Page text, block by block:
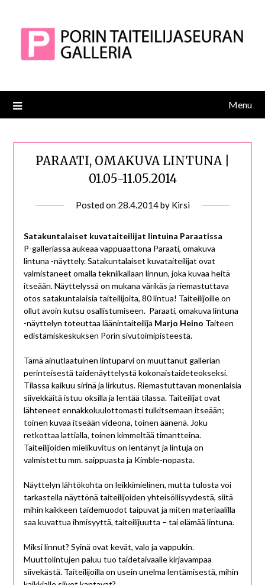
Menu
PARAATI, OMAKUVA LINTUNA |
01.05-11.05.2014
Posted on 28.4.2014by Kirsi
Satakuntalaiset kuvataiteilijat lintuina Paraatissa
P-galleriassa aukeaa vappuaattona Paraati, omakuva
lintuna -näyttely. Satakuntalaiset kuvataiteilijat ovat
valmistaneet omalla tekniikallaan linnun, joka kuvaa heitä
itseään. Näyttelyssä on mukana värikäs ja riemastuttava
otos satakuntalaisia taiteilijoita, 80 lintua! Taiteilijoille on
ollut avoin kutsu osallistumiseen. Paraati, omakuva lintuna
-näyttelyn toteuttaa läänintaiteilija Marjo Heino Taiteen
edistämiskeskuksen Porin sivutoimipisteestä.
Tämä ainutlaatuinen lintuparvi on muuttanut gallerian
perinteisestä taidenäyttelystä kokonaistaideteokseksi.
Tilassa kaikuu sirinä ja lirkutus. Riemastuttavan monenlaisia
siivekkäitä istuu oksilla ja lentää tilassa. Taiteilijat ovat
lähteneet ennakkoluulottomasti tulkitsemaan itseään;
toinen kuvaa itseään videona, toinen äänenä. Joku
retkottaa lattialla, toinen kimmeltää timantteina.
Taiteilijoiden mielikuvitus on lentänyt ja lintuja on
valmistettu mm. saippuasta ja Kimble-nopasta.
Näyttelyn lähtökohta on leikkimielinen, mutta tulosta voi
tarkastella näyttönä taiteilijoiden yhteisöllisyydestä, siitä
mihin kaikkeen taidemuodot taipuvat ja miten materiaalilla
saa kuvattua ihmisyyttä, taiteilijuutta – tai elämää lintuna.
Miksi linnut? Syinä ovat kevät, valo ja vappukin.
Muuttolintujen paluu tuo taidetaivaalle kirjavampaa
siivekästä. Taiteilijoilla on usein unelma lentämisestä, mihin